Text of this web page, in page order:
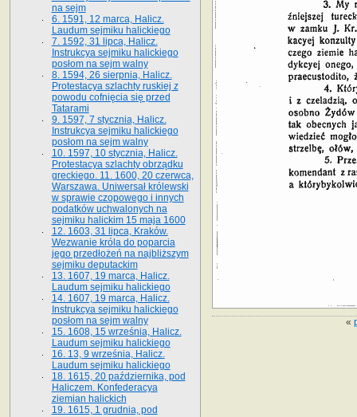
«
na sejm
6. 1591, 12 marca, Halicz.
Laudum sejmiku halickiego
7. 1592, 31 lipca, Halicz.
Instrukcya sejmiku halickiego
posłom na sejm walny
8. 1594, 26 sierpnia, Halicz.
Protestacya szlachty ruskiej z
powodu cofnięcia się przed
Tatarami
9. 1597, 7 stycznia, Halicz.
Instrukcya sejmiku halickiego
posłom na sejm walny
10. 1597, 10 stycznia, Halicz.
Protestacya szlachty obrządku
greckiego. 11. 1600, 20 czerwca,
Warszawa. Uniwersał królewski
w sprawie czopowego i innych
podatków uchwalonych na
sejmiku halickim 15 maja 1600
12. 1603, 31 lipca, Kraków.
Wezwanie króla do poparcia
jego przedłożeń na najbliższym
sejmiku deputackim
13. 1607, 19 marca, Halicz.
Laudum sejmiku halickiego
14. 1607, 19 marca, Halicz.
Instrukcya sejmiku halickiego
posłom na sejm walny
15. 1608, 15 września, Halicz.
Laudum sejmiku halickiego
16. 13, 9 września, Halicz.
Laudum sejmiku halickiego
18. 1615, 20 października, pod
Haliczem. Konfederacya
ziemian halickich
19. 1615, 1 grudnia, pod